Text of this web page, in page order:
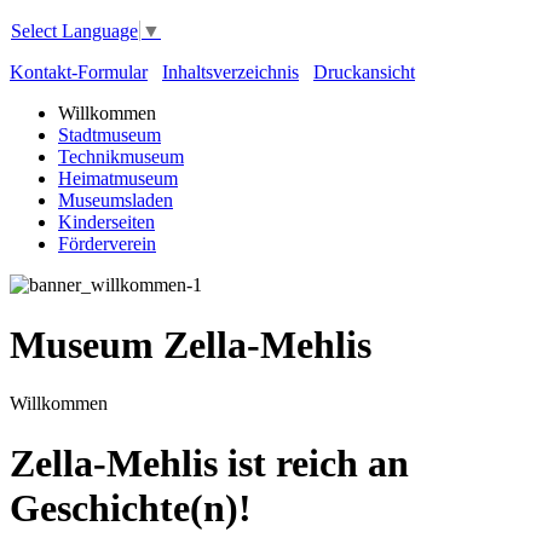
Select Language ▼
Kontakt-Formular
Inhaltsverzeichnis
Druckansicht
Willkommen
Stadtmuseum
Technikmuseum
Heimatmuseum
Museumsladen
Kinderseiten
Förderverein
Museum Zella-Mehlis
Willkommen
Zella-Mehlis ist reich an
Geschichte(n)!